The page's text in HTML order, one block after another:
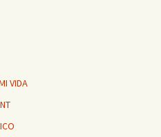
VIDA